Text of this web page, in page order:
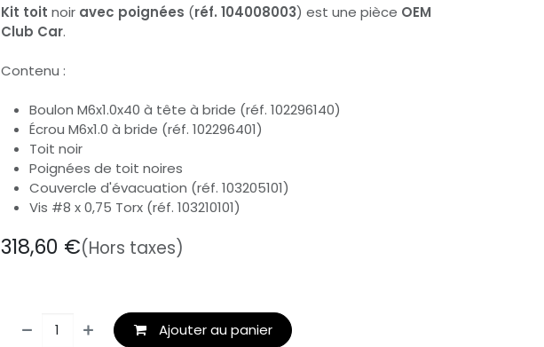
Kit toit noir avec poignées (réf. 104008003) est une pièce OEM
Club Car.
Contenu :
Boulon M6x1.0x40 à tête à bride (réf. 102296140)
Écrou M6x1.0 à bride (réf. 102296401)
Toit noir
Poignées de toit noires
Couvercle d'évacuation (réf. 103205101)
Vis #8 x 0,75 Torx (réf. 103210101)
318,60 €(Hors taxes)
Ajouter au panier